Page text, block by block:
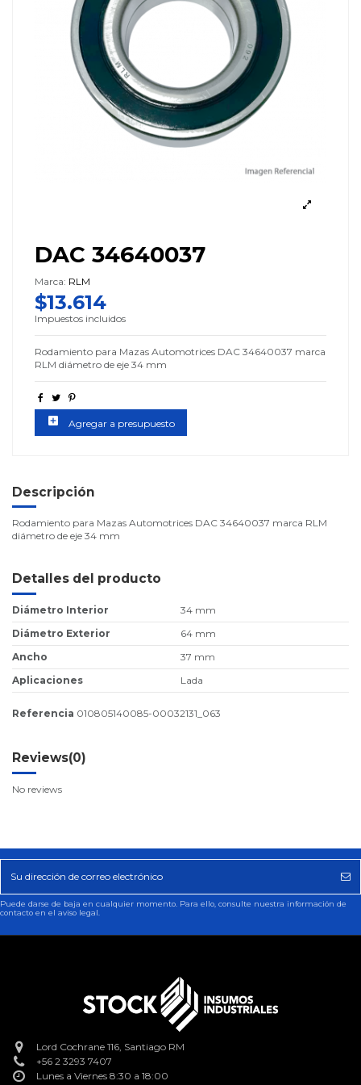
DAC 34640037
Marca: RLM
$13.614
Impuestos incluidos
Rodamiento para Mazas Automotrices DAC 34640037 marca
RLM diámetro de eje 34 mm
add_box Agregar a presupuesto
Descripción
Rodamiento para Mazas Automotrices DAC 34640037 marca RLM
diámetro de eje 34 mm
Detalles del producto
Diámetro Interior
34 mm
Diámetro Exterior
64 mm
Ancho
37 mm
Aplicaciones
Lada
Referencia 010805140085-00032131_063
Reviews(0)
No reviews
Puede darse de baja en cualquier momento. Para ello, consulte nuestra información de
contacto en el aviso legal.
Lord Cochrane 116, Santiago RM
+56 2 3293 7407
Lunes a Viernes 8:30 a 18:00